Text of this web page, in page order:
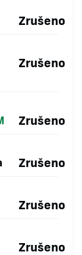
Zrušeno
Zrušeno
Zrušeno
Zrušeno
Zrušeno
Zrušeno